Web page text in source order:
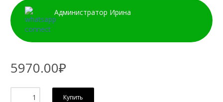
Администратор Ирина
5970.00₽
Купить